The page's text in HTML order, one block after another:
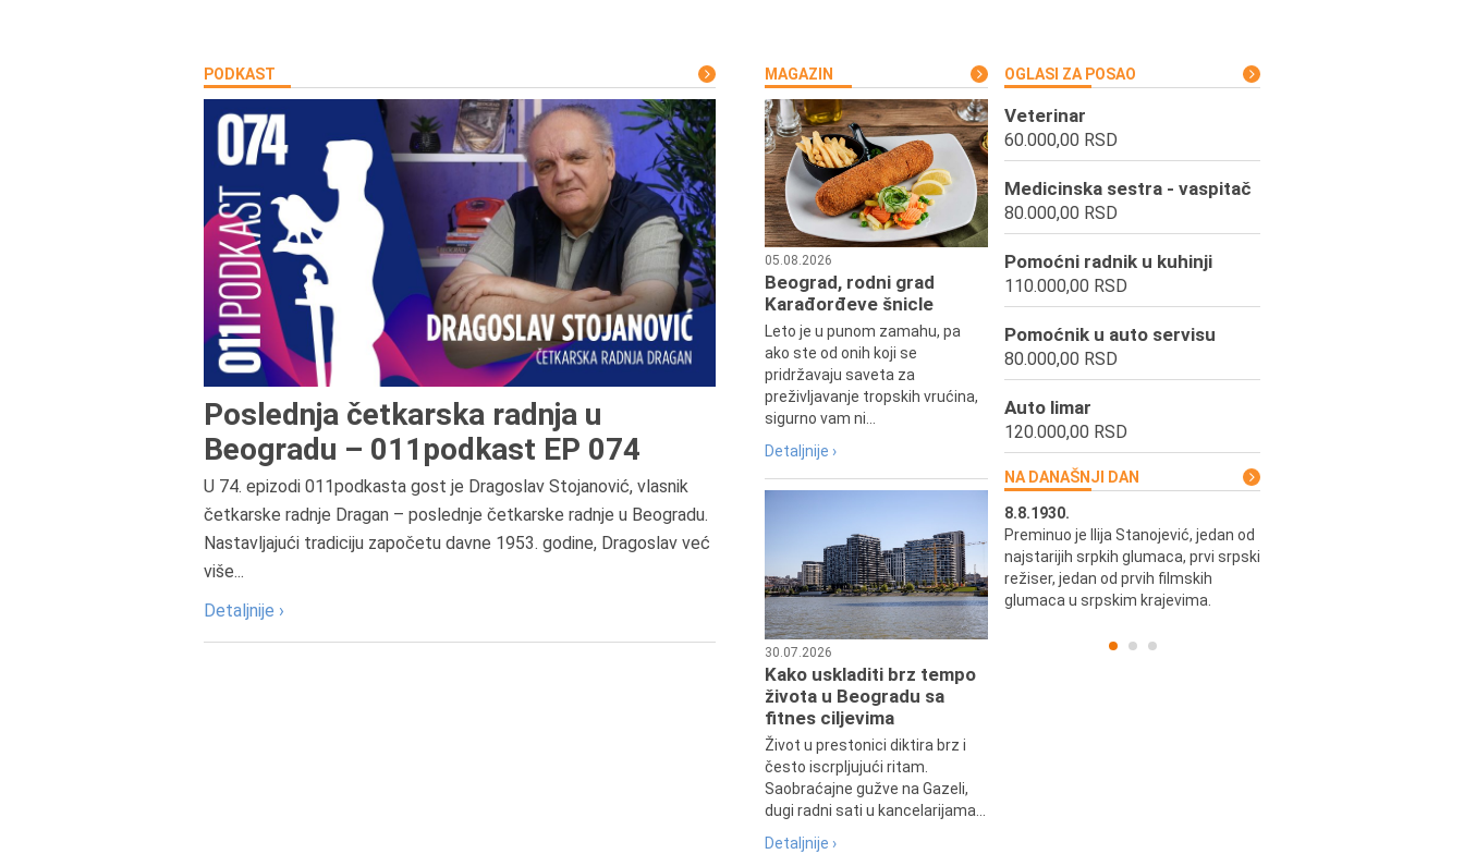
PODKAST
Poslednja četkarska radnja u
Beogradu – 011podkast EP 074
U 74. epizodi 011podkasta gost je Dragoslav Stojanović, vlasnik
četkarske radnje Dragan – poslednje četkarske radnje u Beogradu.
Nastavljajući tradiciju započetu davne 1953. godine, Dragoslav već
više...
Detaljnije ›
MAGAZIN
05.08.2026
Beograd, rodni grad
Karađorđeve šnicle
Leto je u punom zamahu, pa
ako ste od onih koji se
pridržavaju saveta za
preživljavanje tropskih vrućina,
sigurno vam ni...
Detaljnije ›
30.07.2026
Kako uskladiti brz tempo
života u Beogradu sa
fitnes ciljevima
Život u prestonici diktira brz i
često iscrpljujući ritam.
Saobraćajne gužve na Gazeli,
dugi radni sati u kancelarijama...
Detaljnije ›
OGLASI ZA POSAO
Veterinar
60.000,00 RSD
Medicinska sestra - vaspitač
80.000,00 RSD
Pomoćni radnik u kuhinji
110.000,00 RSD
Pomoćnik u auto servisu
80.000,00 RSD
Auto limar
120.000,00 RSD
NA DANAŠNJI DAN
Preminuo je Dejan Kosanović,
istoričar filma, filmski reditelj,
profesor i dekan Fakulteta dramskih
umetnosti u Beogradu.
8.8.1930.
Preminuo je Ilija Stanojević, jedan od
najstarijih srpkih glumaca, prvi srpski
režiser, jedan od prvih filmskih
glumaca u srpskim krajevima.